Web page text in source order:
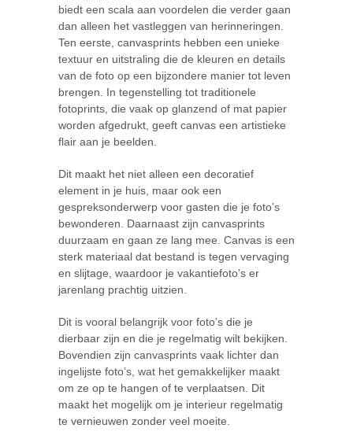
biedt een scala aan voordelen die verder gaan
dan alleen het vastleggen van herinneringen.
Ten eerste, canvasprints hebben een unieke
textuur en uitstraling die de kleuren en details
van de foto op een bijzondere manier tot leven
brengen. In tegenstelling tot traditionele
fotoprints, die vaak op glanzend of mat papier
worden afgedrukt, geeft canvas een artistieke
flair aan je beelden.
Dit maakt het niet alleen een decoratief
element in je huis, maar ook een
gespreksonderwerp voor gasten die je foto’s
bewonderen. Daarnaast zijn canvasprints
duurzaam en gaan ze lang mee. Canvas is een
sterk materiaal dat bestand is tegen vervaging
en slijtage, waardoor je vakantiefoto’s er
jarenlang prachtig uitzien.
Dit is vooral belangrijk voor foto’s die je
dierbaar zijn en die je regelmatig wilt bekijken.
Bovendien zijn canvasprints vaak lichter dan
ingelijste foto’s, wat het gemakkelijker maakt
om ze op te hangen of te verplaatsen. Dit
maakt het mogelijk om je interieur regelmatig
te vernieuwen zonder veel moeite.